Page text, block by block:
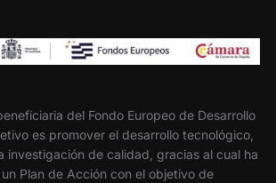
del Fondo Europeo de Desarrollo
es promover el desarrollo tecnológico,
investigación de calidad, gracias al cual ha
Plan de Acción con el objetivo de